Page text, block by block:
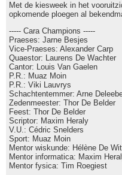
Met de kiesweek in het
opkomende ploegen al
----- Cara Champions -----
Praeses: Jarne Besjes
Vice-Praeses: Alexander Carp
Quaestor: Laurens De Wachter
Cantor: Louis Van Gaelen
P.R.: Muaz Moin
P.R.: Viki Lauvrys
Schachtentemmer: Arne
Zedenmeester: Thor De Belder
Feest: Thor De Belder
Scriptor: Maxim Heraly
V.U.: Cédric Snelders
Sport: Muaz Moin
Mentor wiskunde: Hélène De
Mentor informatica: Maxim
Mentor fysica: Tim Roegiest